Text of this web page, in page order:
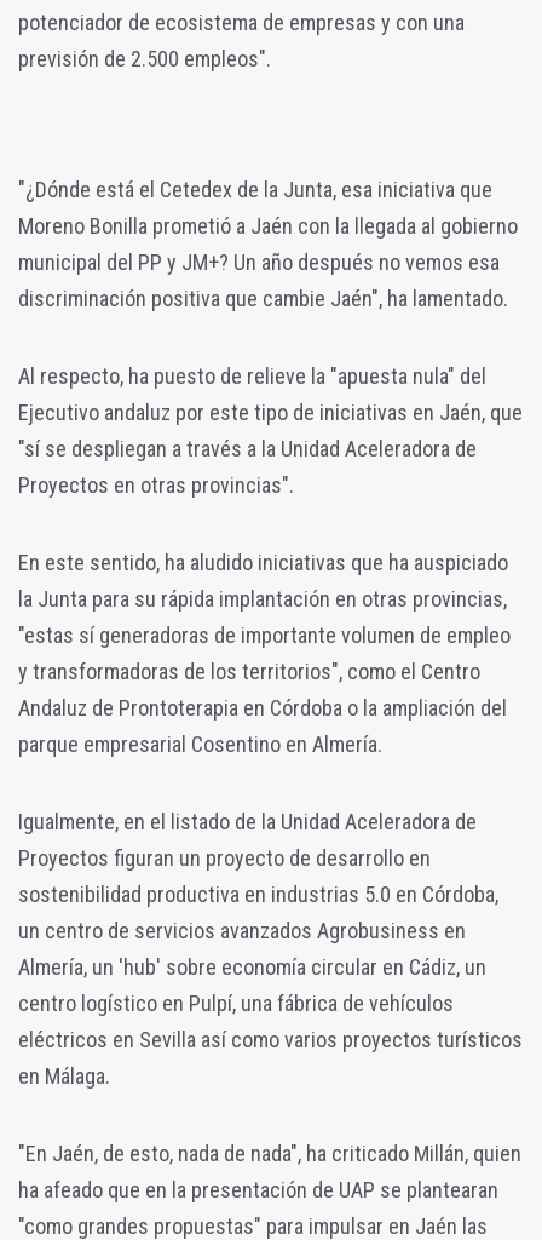
potenciador de ecosistema de empresas y con una
previsión de 2.500 empleos".
"¿Dónde está el Cetedex de la Junta, esa iniciativa que
Moreno Bonilla prometió a Jaén con la llegada al gobierno
municipal del PP y JM+? Un año después no vemos esa
discriminación positiva que cambie Jaén", ha lamentado.
Al respecto, ha puesto de relieve la "apuesta nula" del
Ejecutivo andaluz por este tipo de iniciativas en Jaén, que
"sí se despliegan a través a la Unidad Aceleradora de
Proyectos en otras provincias".
En este sentido, ha aludido iniciativas que ha auspiciado
la Junta para su rápida implantación en otras provincias,
"estas sí generadoras de importante volumen de empleo
y transformadoras de los territorios", como el Centro
Andaluz de Prontoterapia en Córdoba o la ampliación del
parque empresarial Cosentino en Almería.
Igualmente, en el listado de la Unidad Aceleradora de
Proyectos figuran un proyecto de desarrollo en
sostenibilidad productiva en industrias 5.0 en Córdoba,
un centro de servicios avanzados Agrobusiness en
Almería, un 'hub' sobre economía circular en Cádiz, un
centro logístico en Pulpí, una fábrica de vehículos
eléctricos en Sevilla así como varios proyectos turísticos
en Málaga.
"En Jaén, de esto, nada de nada", ha criticado Millán, quien
ha afeado que en la presentación de UAP se plantearan
"como grandes propuestas" para impulsar en Jaén las